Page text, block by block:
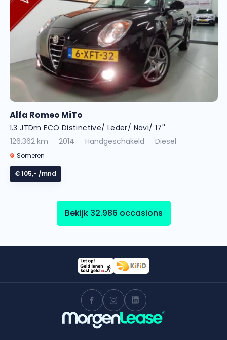
Alfa Romeo MiTo
1.3 JTDm ECO Distinctive/ Leder/ Navi/ 17''
126.362 km
2014 Handgeschakeld Diesel
Someren
€ 105,- /mnd
Bekijk 32.986 occasions